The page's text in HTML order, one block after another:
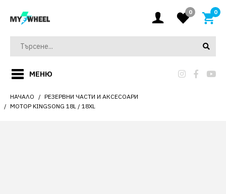
0 0
МЕНЮ
НАЧАЛО
РЕЗЕРВНИ ЧАСТИ И АКСЕСОАРИ
МОТОР KINGSONG 18L / 18XL